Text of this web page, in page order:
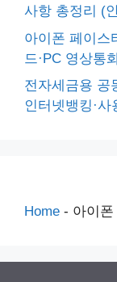
사항 총정리 (
아이폰 페이스
드·PC 영상통
전자세금용 공
인터넷뱅킹·사
Home - 아이